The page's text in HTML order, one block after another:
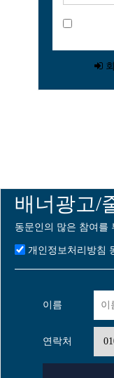
배너광고/
동문인의 많은 참여를
개인정보처리방침
이름
연락처